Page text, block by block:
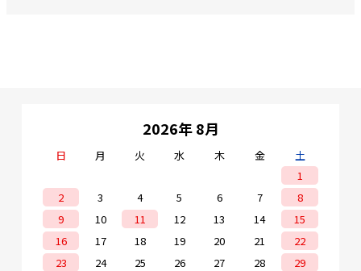
2026年 8月
日 月 火 水 木 金
土
1
2
3 4 5 6 7
8
9
10 11 12 13 14
15
16
17 18 19 20 21
22
23
24 25 26 27 28
29